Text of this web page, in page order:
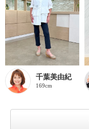
千葉美由紀
169cm